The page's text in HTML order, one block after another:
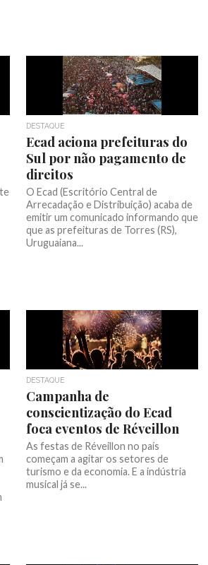
DESTAQUE
Ecad aciona prefeituras do
Sul por não pagamento de
direitos
O Ecad (Escritório Central de
Arrecadação e Distribuição) acaba de
emitir um comunicado informando que
que as prefeituras de Torres (RS),
Uruguaiana...
DESTAQUE
Campanha de
conscientização do Ecad
foca eventos de Réveillon
As festas de Réveillon no país
começam a agitar os setores de
turismo e da economia. E a indústria
musical já se...